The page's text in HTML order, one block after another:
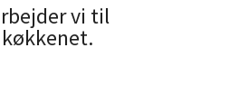
vi til